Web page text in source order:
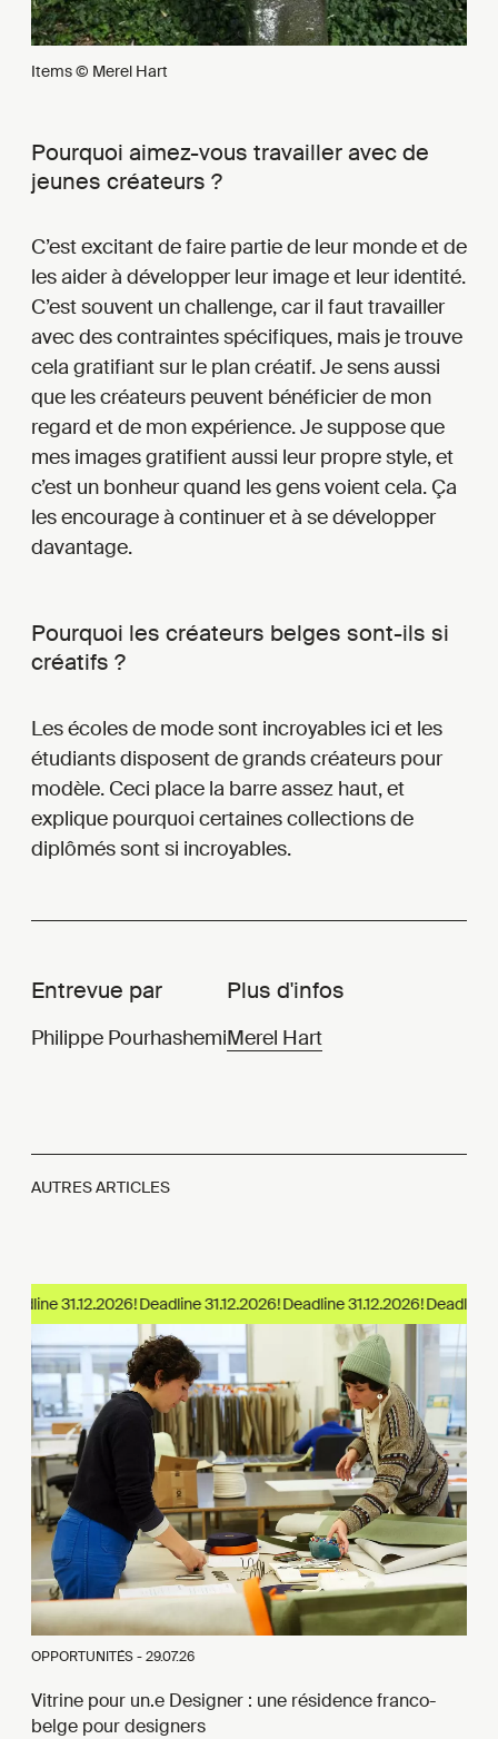
Items © Merel Hart
Pourquoi aimez-vous travailler avec de
jeunes créateurs ?
C’est excitant de faire partie de leur monde et de
les aider à développer leur image et leur identité.
C’est souvent un challenge, car il faut travailler
avec des contraintes spécifiques, mais je trouve
cela gratifiant sur le plan créatif. Je sens aussi
que les créateurs peuvent bénéficier de mon
regard et de mon expérience. Je suppose que
mes images gratifient aussi leur propre style, et
c’est un bonheur quand les gens voient cela. Ça
les encourage à continuer et à se développer
davantage.
Pourquoi les créateurs belges sont-ils si
créatifs ?
Les écoles de mode sont incroyables ici et les
étudiants disposent de grands créateurs pour
modèle. Ceci place la barre assez haut, et
explique pourquoi certaines collections de
diplômés sont si incroyables.
Entrevue par
Philippe Pourhashemi
Plus d'infos
Merel Hart
AUTRES ARTICLES
31.12.2026!
OPPORTUNITÉS -29.07.26
Vitrine pour un.e Designer : une résidence franco-
belge pour designers